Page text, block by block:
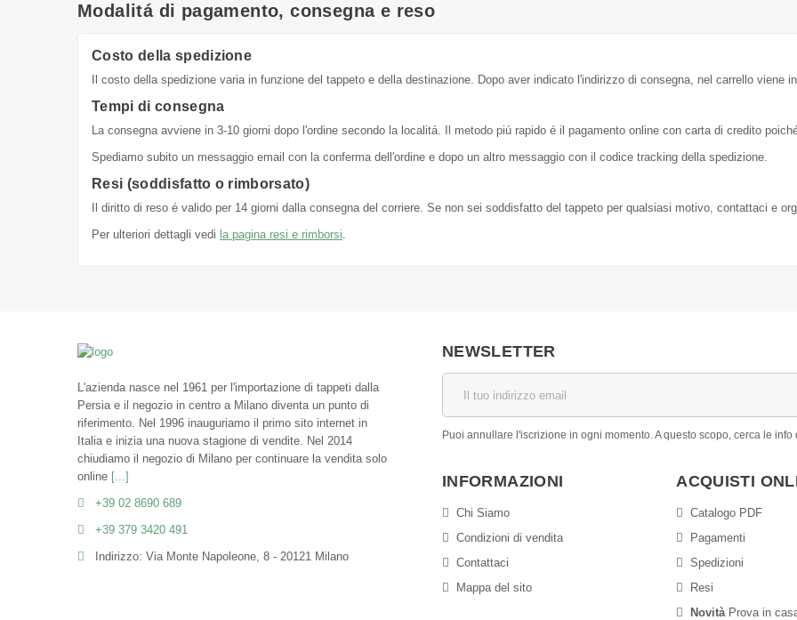
Modalitá di pagamento, consegna e reso
Costo della spedizione
Il costo della spedizione varia in funzione del tappeto e della destinazione. Dopo aver indicato l'indirizzo di consegna, nel carrello viene
Tempi di consegna
La consegna avviene in 3-10 giorni dopo l'ordine secondo la localitá. Il metodo piú rapido é il pagamento online con carta di credito
Spediamo subito un messaggio email con la conferma dell'ordine e dopo un altro messaggio con il codice tracking della spedizione.
Resi (soddisfatto o rimborsato)
Il diritto di reso é valido per 14 giorni dalla consegna del corriere. Se non sei soddisfatto del tappeto per qualsiasi motivo, contattaci e
Per ulteriori dettagli vedi la pagina resi e rimborsi.
L'azienda nasce nel 1961 per l'importazione di tappeti dalla
Persia e il negozio in centro a Milano diventa un punto di
riferimento. Nel 1996 inauguriamo il primo sito internet in
Italia e inizia una nuova stagione di vendite. Nel 2014
chiudiamo il negozio di Milano per continuare la vendita solo
online [...]
+39 02 8690 689
+39 379 3420 491
Indirizzo: Via Monte Napoleone, 8 - 20121 Milano
NEWSLETTER
Puoi annullare l'iscrizione in ogni momento. A questo scopo, cerca le
INFORMAZIONI
Chi Siamo
Condizioni di vendita
Contattaci
Mappa del sito
ACQUISTI
Catalogo PDF
Pagamenti
Spedizioni
Resi
NovitàProva in